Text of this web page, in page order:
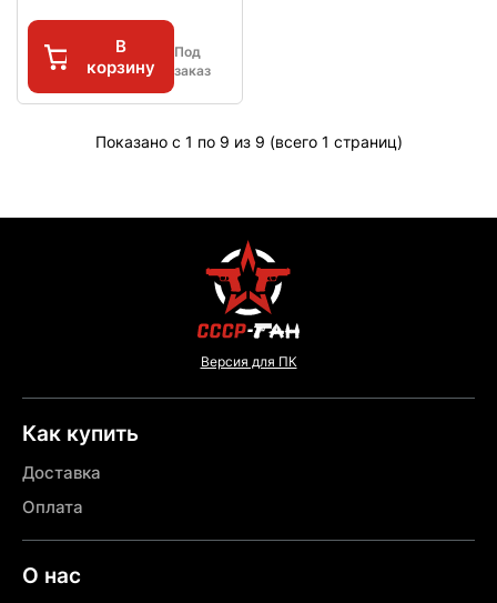
В
корзину
Под
заказ
Показано с 1 по 9 из 9 (всего 1 страниц)
Версия для ПК
Как купить
Доставка
Оплата
О нас